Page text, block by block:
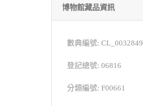
博物館藏品資訊
數典編號: CL_0032849
登記總號: 06816
分類編號: F00661